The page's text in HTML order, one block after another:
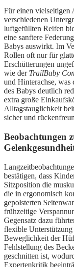
Für einen vielseitigen
verschiedenen
luftgefüllten Reifen
eine sanftere
Babys auswirkt. Im
Rollen oft nur für
Erschütterungen
wie der TrailBaby
und Hinterachse, was
des Babys deutlich
extra große
Alltagstauglichkeit
sicher und
Beobachtungen
bestätigen, dass
Sitzposition die
die in ergonomisch
gepolsterten
frühzeitige
Gegensatz dazu
flexible Unterstützung
Beweglichkeit der
Fehlstellung des
geschnitten ist,
Expertenkritik